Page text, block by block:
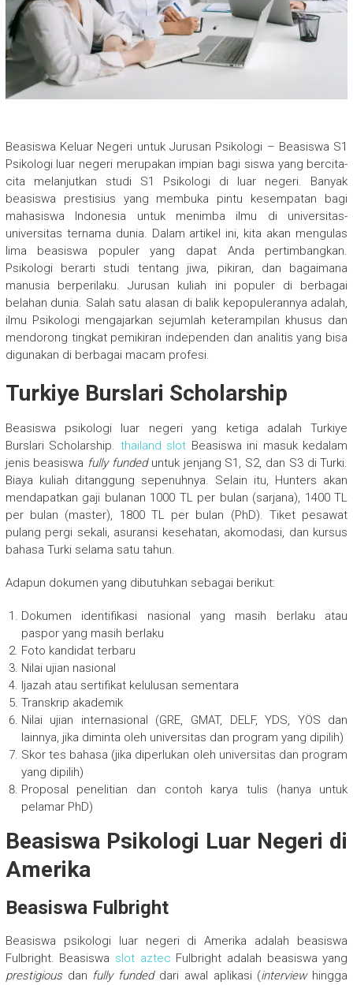
Beasiswa Keluar Negeri untuk Jurusan Psikologi – Beasiswa S1
Psikologi luar negeri merupakan impian bagi siswa yang bercita-
cita melanjutkan studi S1 Psikologi di luar negeri. Banyak
beasiswa prestisius yang membuka pintu kesempatan bagi
mahasiswa Indonesia untuk menimba ilmu di universitas-
universitas ternama dunia. Dalam artikel ini, kita akan mengulas
lima beasiswa populer yang dapat Anda pertimbangkan.
Psikologi berarti studi tentang jiwa, pikiran, dan bagaimana
manusia berperilaku. Jurusan kuliah ini populer di berbagai
belahan dunia. Salah satu alasan di balik kepopulerannya adalah,
ilmu Psikologi mengajarkan sejumlah keterampilan khusus dan
mendorong tingkat pemikiran independen dan analitis yang bisa
digunakan di berbagai macam profesi.
Turkiye Burslari Scholarship
Beasiswa psikologi luar negeri yang ketiga adalah Turkiye
Burslari Scholarship. thailand slot Beasiswa ini masuk kedalam
jenis beasiswa fully fundeduntuk jenjang S1, S2, dan S3 di Turki.
Biaya kuliah ditanggung sepenuhnya. Selain itu, Hunters akan
mendapatkan gaji bulanan 1000 TL per bulan (sarjana), 1400 TL
per bulan (master), 1800 TL per bulan (PhD). Tiket pesawat
pulang pergi sekali, asuransi kesehatan, akomodasi, dan kursus
bahasa Turki selama satu tahun.
Adapun dokumen yang dibutuhkan sebagai berikut:
Dokumen identifikasi nasional yang masih berlaku atau
paspor yang masih berlaku
Foto kandidat terbaru
Nilai ujian nasional
Ijazah atau sertifikat kelulusan sementara
Transkrip akademik
Nilai ujian internasional (GRE, GMAT, DELF, YDS, YÖS dan
lainnya, jika diminta oleh universitas dan program yang dipilih)
Skor tes bahasa (jika diperlukan oleh universitas dan program
yang dipilih)
Proposal penelitian dan contoh karya tulis (hanya untuk
pelamar PhD)
Beasiswa Psikologi Luar Negeri di
Amerika
Beasiswa Fulbright
Beasiswa psikologi luar negeri di Amerika adalah beasiswa
Fulbright. Beasiswa slot aztec Fulbright adalah beasiswa yang
prestigiousdan fully fundeddari awal aplikasi (interviewhingga